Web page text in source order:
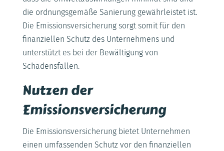
die ordnungsgemäße Sanierung gewährleistet ist.
Die Emissionsversicherung sorgt somit für den
finanziellen Schutz des Unternehmens und
unterstützt es bei der Bewältigung von
Schadensfällen.
Nutzen der
Emissionsversicherung
Die Emissionsversicherung bietet Unternehmen
einen umfassenden Schutz vor den finanziellen